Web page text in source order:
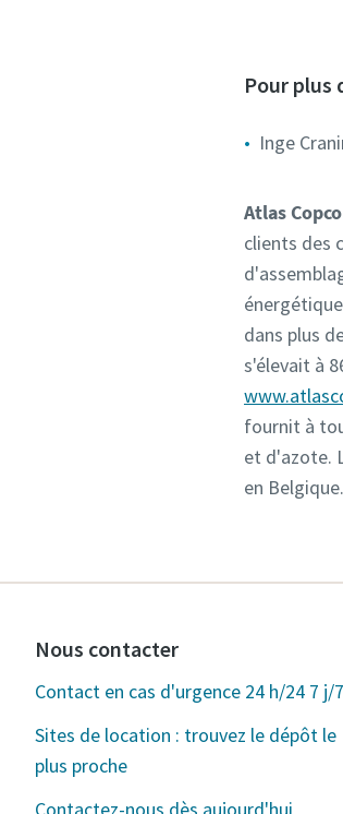
Pour
Inge
Atlas Copco
clients des
dans plus
s'élevait à
fournit à
et d'azote.
en Belgique.
Nous contacter
Contact en cas d'urgence 24 h/24 7 j/7
Sites de location : trouvez le dépôt le
plus proche
Contactez-nous dès aujourd'hui